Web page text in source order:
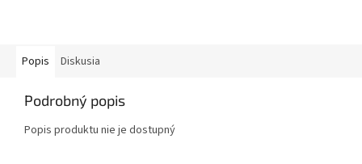
Popis Diskusia
Podrobný popis
Popis produktu nie je dostupný